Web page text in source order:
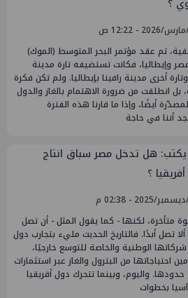
تم عقد مؤتمر البحر المتوسط (الموك)
وإيطاليا، فكانت تستضيفه تارة مدينة
أخرى مدينة رافينا بإيطاليا. ولم تكن فكرة
بل انطلقت من ضرورة الاهتمام بالغاز والدول
أيضًا، وإذا ما قارنا هذه الفترة
أننا في حاجة
هل تدخل مصر سباق انتاج
؟
متأخرة، لكنها - كما يقول المثل - أن تصل
تصل أبدًا. فالتاريخ الحديث مليء بتجارب دول
الوطنية والخاصة للتوسع خارجيًا،
احتياجاتها من البترول والغاز عبر استثمارات
واليوم، وبينما تتحرك دول أفريقيا
بخطوات